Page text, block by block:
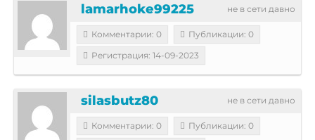
не в сети давно
lamarhoke99225
Комментарии: 0
Публикации: 0
Регистрация: 14-09-2023
не в сети давно
silasbutz80
Комментарии: 0
Публикации: 0